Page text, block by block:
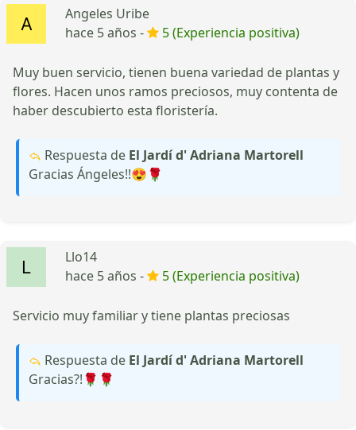
Angeles Uribe
hace 5 años -
5 (Experiencia positiva)
Muy buen servicio, tienen buena variedad de plantas y
flores. Hacen unos ramos preciosos, muy contenta de
haber descubierto esta floristería.
Respuesta de El Jardí d' Adriana Martorell
Gracias Ángeles!!😍🌹
Llo14
hace 5 años -
5 (Experiencia positiva)
Servicio muy familiar y tiene plantas preciosas
Respuesta de El Jardí d' Adriana Martorell
Gracias?!🌹🌹